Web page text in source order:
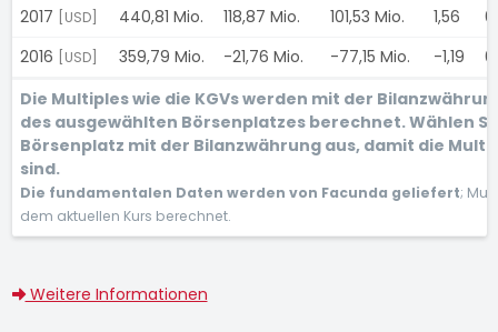
2017
[USD] 440,81 Mio. 118,87 Mio. 101,53 Mio. 1,56
2016
[USD] 359,79 Mio. -21,76 Mio. -77,15 Mio. -1,19
Die Multiples wie die KGVs werden mit der
des ausgewählten Börsenplatzes berechnet. Wählen
Börsenplatz mit der Bilanzwährung aus, damit die
sind.
Die fundamentalen Daten werden von Facunda geliefert;
dem aktuellen Kurs berechnet.
Weitere Informationen